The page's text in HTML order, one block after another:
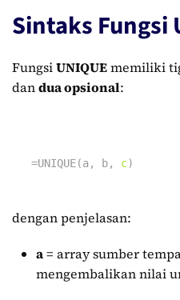
Sintaks Fungsi
FungsiUNIQUEmemiliki
dandua opsional:
=UNIQUE(a, b, c)
dengan penjelasan:
a= array sumber
mengembalikan nilai